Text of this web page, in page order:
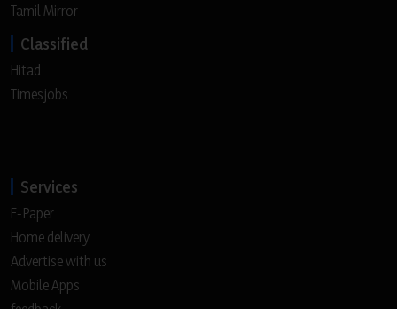
Tamil Mirror
Classified
Hitad
Timesjobs
Services
E-Paper
Home delivery
Advertise with us
Mobile Apps